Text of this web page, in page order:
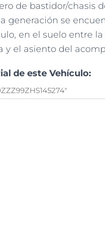
de bastidor/chasis
generación se
en el suelo entre
y el asiento del
de este Vehículo: